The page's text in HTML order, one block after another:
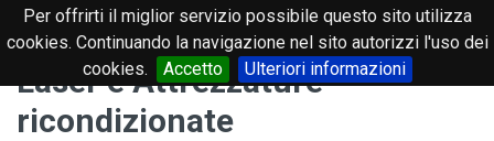
Per offrirti il miglior servizio possibile questo sito utilizza
cookies. Continuando la navigazione nel sito autorizzi l'uso dei
cookies.
Accetto Ulteriori informazioni
0
Laser e Attrezzature
ricondizionate